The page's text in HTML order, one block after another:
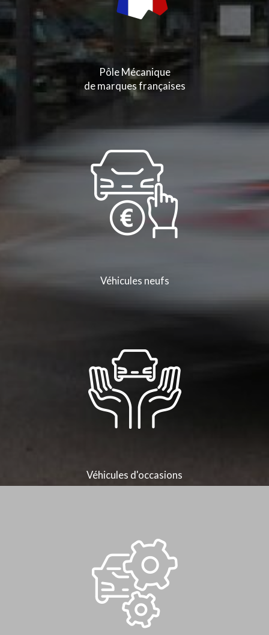
Pôle Mécanique
de marques françaises
Véhicules neufs
Véhicules d'occasions